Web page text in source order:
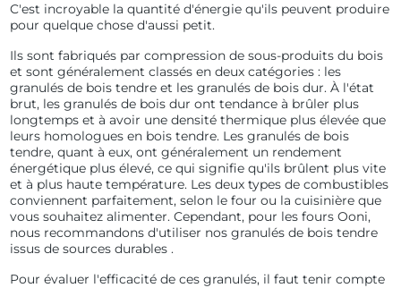
C'est incroyable la quantité d'énergie qu'ils peuvent produire
pour quelque chose d'aussi petit.
Ils sont fabriqués par compression de sous-produits du bois
et sont généralement classés en deux catégories : les
granulés de bois tendre et les granulés de bois dur. À l'état
brut, les granulés de bois dur ont tendance à brûler plus
longtemps et à avoir une densité thermique plus élevée que
leurs homologues en bois tendre. Les granulés de bois
tendre, quant à eux, ont généralement un rendement
énergétique plus élevé, ce qui signifie qu'ils brûlent plus vite
et à plus haute température. Les deux types de combustibles
conviennent parfaitement, selon le four ou la cuisinière que
vous souhaitez alimenter. Cependant, pour les fours Ooni,
nous recommandons d'utiliser nos granulés de bois tendre
issus de sources durables .
Pour évaluer l'efficacité de ces granulés, il faut tenir compte